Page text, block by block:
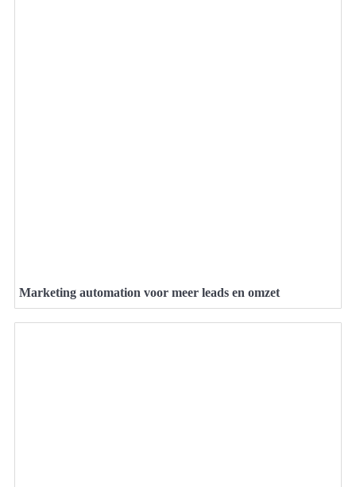
Marketing automation voor meer leads en omzet